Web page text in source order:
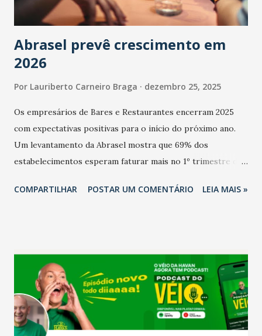
Abrasel prevê crescimento em
2026
Por Lauriberto Carneiro Braga dezembro 25, 2025
Os empresários de Bares e Restaurantes encerram 2025
com expectativas positivas para o início do próximo ano.
Um levantamento da Abrasel mostra que 69% dos
estabelecimentos esperam faturar mais no 1º trimestre de
relação ao último trimestre deste ano, 56% também
confraternizações de fim de ano e pelo pagamento do 13º
Salário para um número maior de trabalhadores, já que o
país tem a menor taxa de desemprego dos anos recentes.
Ainda segundo a Pesquisa, em novembro de 2025, 40% dos
bares e restaurantes operaram com lucro e outros 40%
COMPARTILHAR POSTAR UM COMENTÁRIO LEIA MAIS »